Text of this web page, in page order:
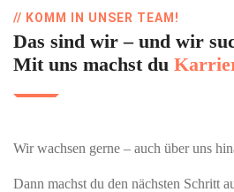
// KOMM IN UNSER TEAM!
Das sind wir – und wir
Mit uns machst du
Wir wachsen gerne – auch über uns
Dann machst du den nächsten Schritt